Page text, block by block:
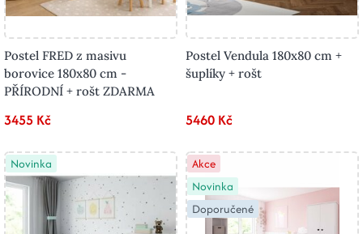
Postel FRED z masivu
borovice 180x80 cm -
PŘÍRODNÍ + rošt ZDARMA
3455 Kč
Postel Vendula 180x80 cm +
šuplíky + rošt
5460 Kč
Novinka
Akce
Novinka
Doporučené